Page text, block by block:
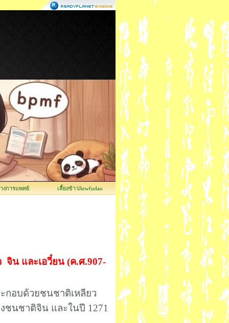
งการแพทย์ เลี้ยงข้าวJiewfudao
จิน และเอวี๋ยน (ค.ศ.907-
กอบด้วยชนชาติเหลียว
ชนชาติจิน และในปี 1271